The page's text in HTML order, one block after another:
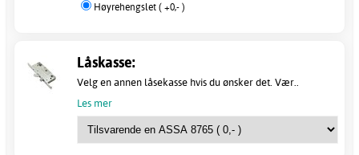
Høyrehengslet ( +0,- )
Låskasse:
Velg en annen låsekasse hvis du ønsker det. Vær..
Les mer